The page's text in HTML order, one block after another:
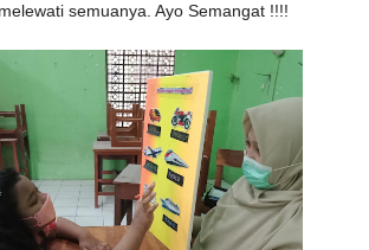
semuanya. Ayo Semangat !!!!